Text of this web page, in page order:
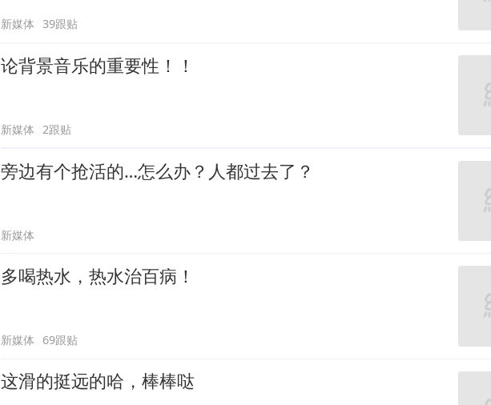
新媒体 39跟贴
论背景音乐的重要性！！
新媒体 2跟贴
旁边有个抢活的…怎么办？人都过去了？
新媒体
多喝热水，热水治百病！
新媒体 69跟贴
这滑的挺远的哈，棒棒哒